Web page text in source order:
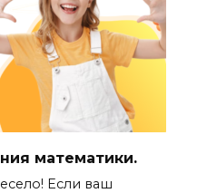
математики.
Если ваш